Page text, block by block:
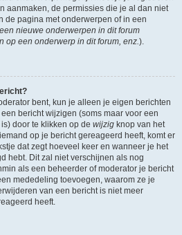
aanmaken, de permissies die je al dan niet
de pagina met onderwerpen of in een
nieuwe onderwerpen in dit forum
op een onderwerp in dit forum, enz.).
bent, kun je alleen je eigen berichten
bericht wijzigen (soms maar voor een
door te klikken op de wijzig knop van het
op je bericht gereageerd heeft, komt er
dat zegt hoeveel keer en wanneer je het
hebt. Dit zal niet verschijnen als nog
als een beheerder of moderator je bericht
mededeling toevoegen, waarom ze je
van een bericht is niet meer
heeft.